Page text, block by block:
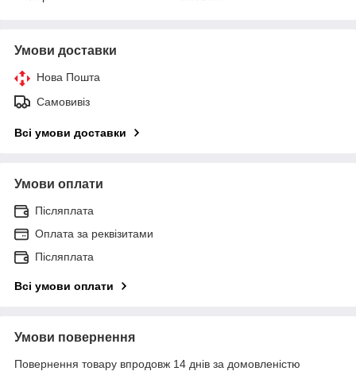
Умови доставки
Нова Пошта
Самовивіз
Всі умови доставки
Умови оплати
Післяплата
Оплата за реквізитами
Післяплата
Всі умови оплати
Умови повернення
Повернення товару впродовж 14 днів за домовленістю